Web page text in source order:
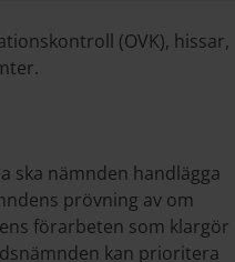
(OVK), hissar,
ska nämnden handlägga
prövning av om
förarbeten som klargör
kan prioritera